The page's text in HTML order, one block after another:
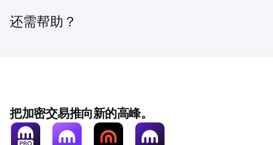
0.0175% / 0.045%
0.015% / 0.04%
理可为您加入重新入场候补名单。
还需帮助？
把加密交易推向新的高峰。